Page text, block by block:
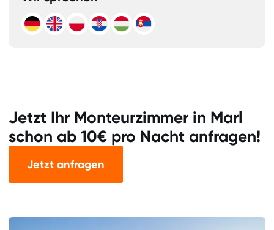
Jetzt Ihr Monteurzimmer in Marl
schon ab 10€ pro Nacht anfragen!
Jetzt anfragen